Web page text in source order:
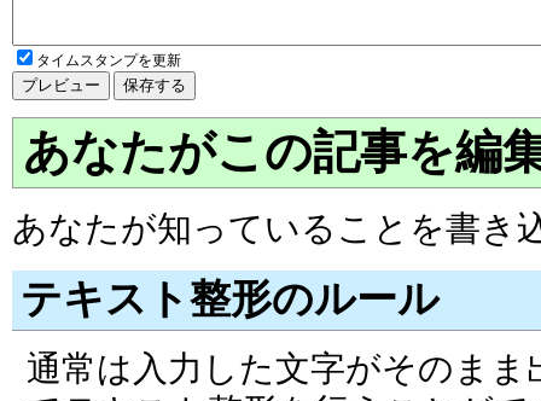
タイムスタンプを更新
あなたがこの記事を編
あなたが知っていることを書き
テキスト整形のルール
通常は入力した文字がそのま